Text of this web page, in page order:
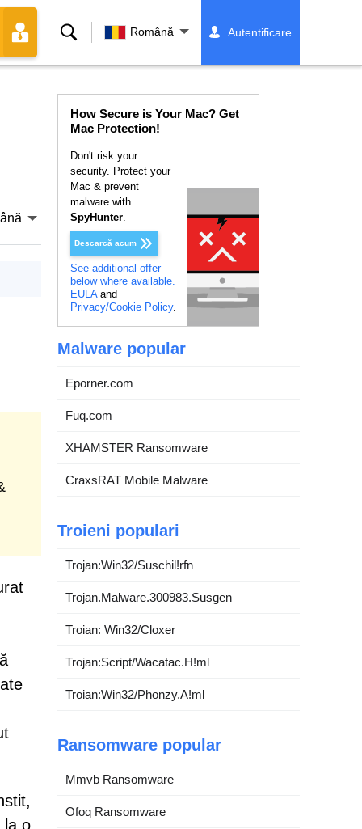
Căutare Română Autentificare
la o
How Secure is Your Mac? Get
Mac Protection!
Don't risk your
security. Protect your
Mac & prevent
malware with
SpyHunter.
Descarcă acum
See additional offer
below where available.
EULAand
Privacy/Cookie Policy.
Malware popular
Eporner.com
Fuq.com
XHAMSTER Ransomware
CraxsRAT Mobile Malware
Troieni populari
Trojan:Win32/Suschil!rfn
Trojan.Malware.300983.Susgen
Troian: Win32/Cloxer
Trojan:Script/Wacatac.H!ml
Troian:Win32/Phonzy.A!ml
Ransomware popular
Mmvb Ransomware
Ofoq Ransomware